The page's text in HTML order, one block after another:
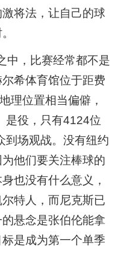
将法，让自己的球
中，比赛经常都不是
希体育馆位于距费
理位置相当偏僻，
是役，只有4124位
到场观战。没有纽约
他们要关注棒球的
也没有什么意义，
特人，而尼克斯已
悬念是张伯伦能拿
是成为第一个单季